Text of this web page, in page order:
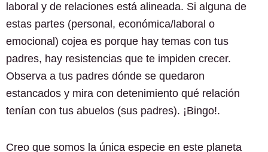
laboral y de relaciones está alineada. Si alguna de
estas partes (personal, económica/laboral o
emocional) cojea es porque hay temas con tus
padres, hay resistencias que te impiden crecer.
Observa a tus padres dónde se quedaron
estancados y mira con detenimiento qué relación
tenían con tus abuelos (sus padres). ¡Bingo!.
Creo que somos la única especie en este planeta